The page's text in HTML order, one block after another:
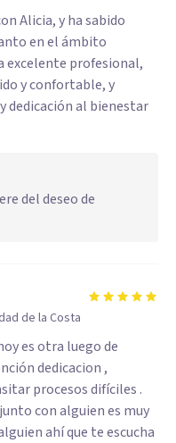
Alicia, y ha sabido
en el ámbito
excelente profesional,
y confortable, y
dedicación al bienestar
del deseo de
de la Costa
es otra luego de
dedicacion ,
procesos difíciles .
con alguien es muy
ahí que te escucha